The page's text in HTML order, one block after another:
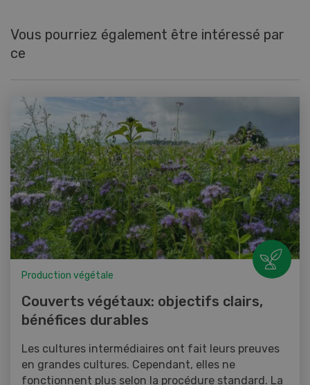
Vous pourriez également être intéressé par
ce
Production végétale
Couverts végétaux: objectifs clairs,
bénéfices durables
Les cultures intermédiaires ont fait leurs preuves
en grandes cultures. Cependant, elles ne
fonctionnent plus selon la procédure standard. La